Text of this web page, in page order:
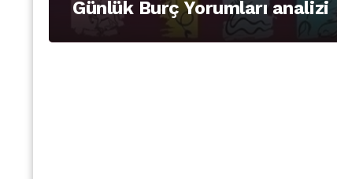
Günlük Burç Yorumları analizi